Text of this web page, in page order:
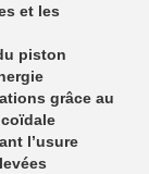
et les
piston
grâce au
l’usure